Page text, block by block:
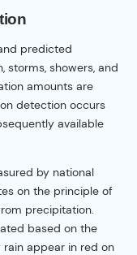
predicted
showers, and
amounts are
detection occurs
available
by national
on the principle of
precipitation.
based on the
appear in red on